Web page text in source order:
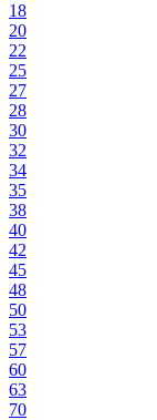
18
20
22
25
27
28
30
32
34
35
38
40
42
45
48
50
53
57
60
63
70